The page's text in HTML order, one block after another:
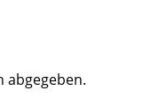
abgegeben.